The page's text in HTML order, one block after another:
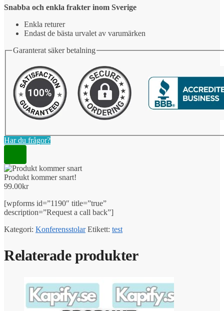
Snabba och enkla frakter inom Sverige
Enkla returer
Endast de bästa urvalet av varumärken
Garanterat säker betalning
Har du frågor?
Produkt kommer snart!
99.00kr
[wpforms id=”1190″ title=”true”
description=”Request a call back”]
Kategori: Konferensstolar Etikett: test
Relaterade produkter